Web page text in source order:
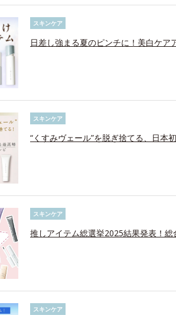
スキンケア
日差し強まる夏のピンチに！美白ケア
スキンケア
“くすみヴェール”を脱ぎ捨てる、日本
スキンケア
推しアイテム総選挙2025結果発表！
スキンケア